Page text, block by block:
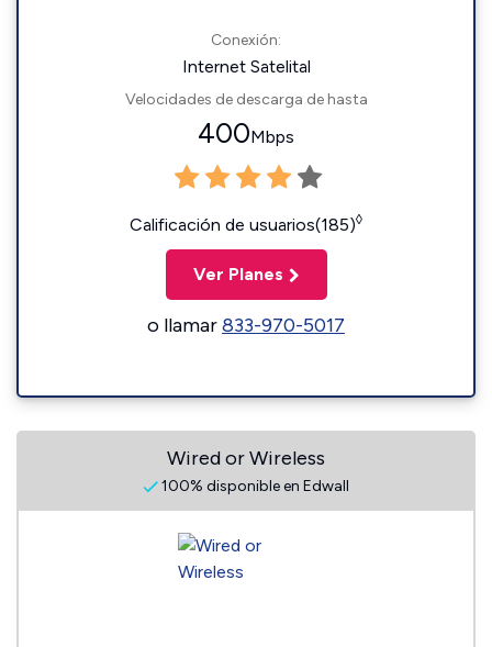
Conexión:
Internet Satelital
Velocidades de descarga de hasta
400Mbps
Calificación de usuarios(185)◊
Ver Planes
o llamar833-970-5017
Wired or Wireless
100% disponible en Edwall